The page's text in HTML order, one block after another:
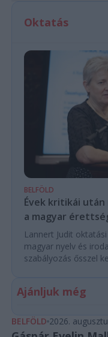
Oktatás
BELFÖLD
Évek kritikái
a magyar
Lannert Judit
magyar nyelv és
szabályozás ősszel
Ajánljuk még
BELFÖLD 2026.